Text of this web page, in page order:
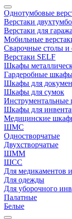
Однотумбовые
Верстаки
Верстаки для гаража
Мобильные
Сварочные столы и
Верстаки SELF
Шкафы
Гардеробные шкафы
Шкафы для
Шкафы для сумок
Шкафы для
Медицинские
ШМС
Одностворчатые
Двухстворчатые
ШММ
ШСС
Для медикаментов
Для одежды
Для уборочного
Палатные
Белые